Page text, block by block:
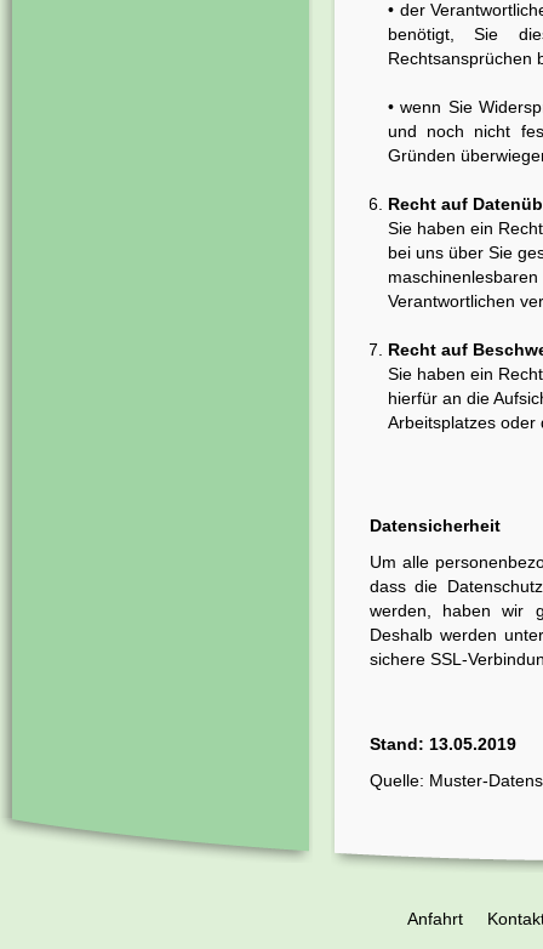
• der
benötigt, Sie
Rechtsansprüchen
• wenn Sie
und noch nicht
Gründen
Recht auf
Sie haben ein
bei uns über Sie
Verantwortlichen
Recht auf
Sie haben ein
hierfür an die
Arbeitsplatzes oder
Datensicherheit
Um alle
dass die
werden, haben wir
Deshalb werden
sichere SSL-
Stand: 13.05.2019
Quelle: Muster-
Anfahrt